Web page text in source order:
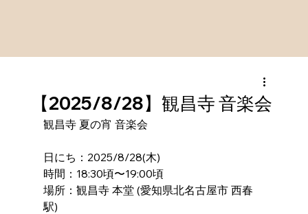
【2025/8/28】観昌寺 音楽会
観昌寺 夏の宵 音楽会
日にち：2025/8/28(木)
時間：18:30頃〜19:00頃
場所：観昌寺 本堂 (愛知県北名古屋市 西春
駅)